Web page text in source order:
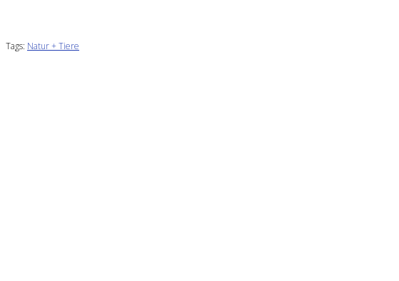
Tags: Natur + Tiere